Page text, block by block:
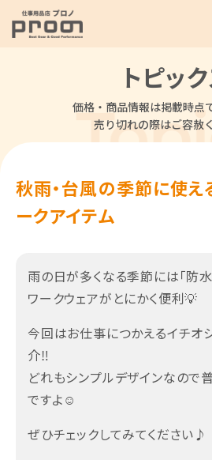
トピッ
価格・商品情報は掲載時点
売り切れの際はご容赦
秋雨・台風の季節に使え
ークアイテム
雨の日が多くなる季節には「防水
ワークウェアがとにかく便利💡
今回はお仕事につかえるイチオ
介‼
どれもシンプルデザインなので
ですよ☺
ぜひチェックしてみてください♪